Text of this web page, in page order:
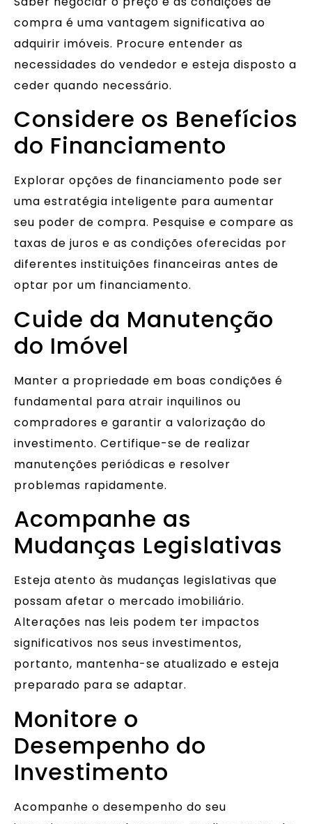
compra é uma vantagem significativa ao
adquirir imóveis. Procure entender as
necessidades do vendedor e esteja disposto a
ceder quando necessário.
Considere os Benefícios
do Financiamento
Explorar opções de financiamento pode ser
uma estratégia inteligente para aumentar
seu poder de compra. Pesquise e compare as
taxas de juros e as condições oferecidas por
diferentes instituições financeiras antes de
optar por um financiamento.
Cuide da Manutenção
do Imóvel
Manter a propriedade em boas condições é
fundamental para atrair inquilinos ou
compradores e garantir a valorização do
investimento. Certifique-se de realizar
manutenções periódicas e resolver
problemas rapidamente.
Acompanhe as
Mudanças Legislativas
Esteja atento às mudanças legislativas que
possam afetar o mercado imobiliário.
Alterações nas leis podem ter impactos
significativos nos seus investimentos,
portanto, mantenha-se atualizado e esteja
preparado para se adaptar.
Monitore o
Desempenho do
Investimento
Acompanhe o desempenho do seu